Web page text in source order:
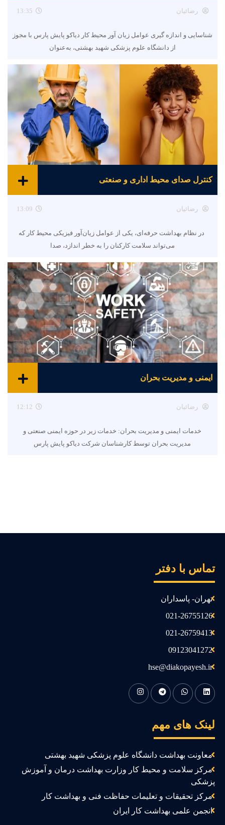
رضائیان 13:35
شناسایی و اندازه گیری عوامل زیان آور محیط کار دیاکو پایش پارس با مجوز
از دانشگاه علوم پزشکی شهید بهشتی، به‌عنوان
کنترل صدای محیط اداری و صنعتی
رضائیان 13:09
در نظام بهداشت حرفه‌ای، یکی از عوامل زیان‌آور فیزیکی محیط کار که
می‌تواند سلامت کارکنان را به خطر اندازد، صدا
ایمنی و مدیریت بحران
رضائیان 12:12
خدمات ایمنی و مدیریت بحران: خدمات زیر در حوزه ایمنی صنعتی و
مدیریت بحران توسط کارشناسان شرکت دیاکو پایش پارس
با دفتر
تهران- پاسداران
021-26755126
021-26759413
09123041272
hse@diakopayesh.ir
های مهم
معاونت بهداشت دانشگاه علوم پزشکی شهید بهشتی
مرکز سلامت و محیط کار وزارت بهداشت درمان و آموزش
مرکز تحقیقات و تعلیمات حفاظت فنی و بهداشت کار
انجمن علمی بهداشت کار ایران